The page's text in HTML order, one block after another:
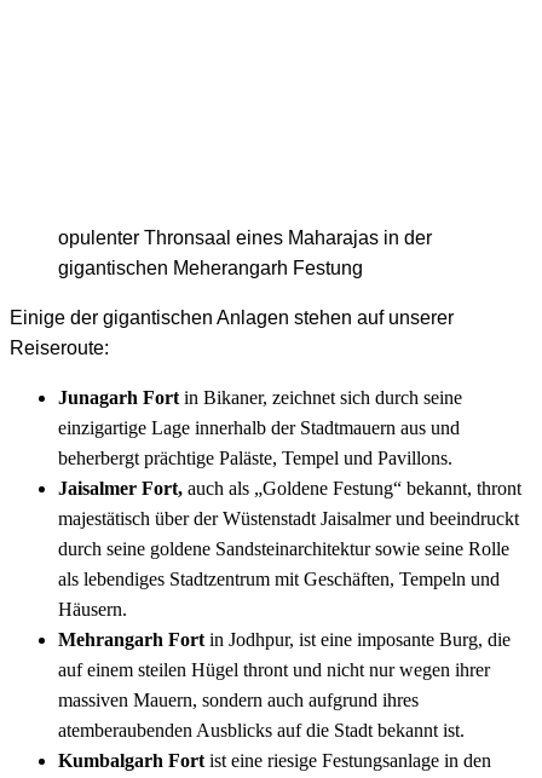
opulenter Thronsaal eines Maharajas in der
gigantischen Meherangarh Festung
Einige der gigantischen Anlagen stehen auf unserer
Reiseroute:
Junagarh Fort in Bikaner, zeichnet sich durch seine
einzigartige Lage innerhalb der Stadtmauern aus und
beherbergt prächtige Paläste, Tempel und Pavillons.
Jaisalmer Fort, auch als „Goldene Festung“ bekannt, thront
majestätisch über der Wüstenstadt Jaisalmer und beeindruckt
durch seine goldene Sandsteinarchitektur sowie seine Rolle
als lebendiges Stadtzentrum mit Geschäften, Tempeln und
Häusern.
Mehrangarh Fort in Jodhpur, ist eine imposante Burg, die
auf einem steilen Hügel thront und nicht nur wegen ihrer
massiven Mauern, sondern auch aufgrund ihres
atemberaubenden Ausblicks auf die Stadt bekannt ist.
Kumbalgarh Fort ist eine riesige Festungsanlage in den